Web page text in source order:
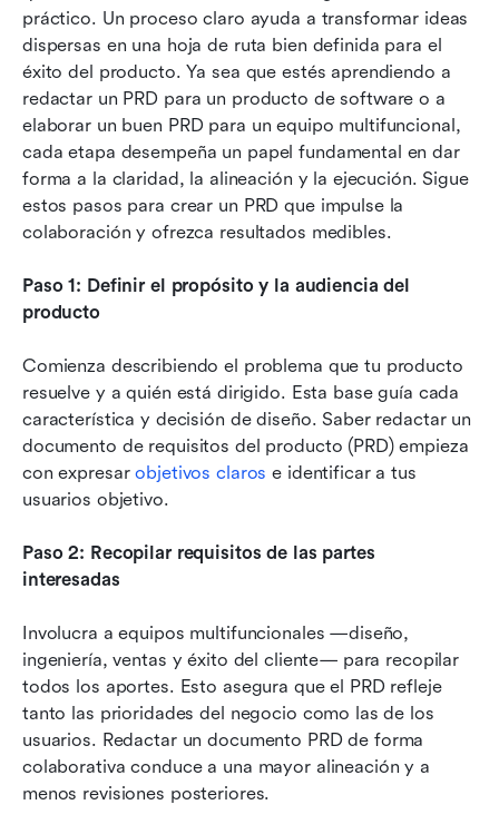
práctico. Un proceso claro ayuda a transformar ideas
dispersas en una hoja de ruta bien definida para el
éxito del producto. Ya sea que estés aprendiendo a
redactar un PRD para un producto de software o a
elaborar un buen PRD para un equipo multifuncional,
cada etapa desempeña un papel fundamental en dar
forma a la claridad, la alineación y la ejecución. Sigue
estos pasos para crear un PRD que impulse la
colaboración y ofrezca resultados medibles.
Paso 1: Definir el propósito y la audiencia del
producto
Comienza describiendo el problema que tu producto
resuelve y a quién está dirigido. Esta base guía cada
característica y decisión de diseño. Saber redactar un
documento de requisitos del producto (PRD) empieza
con expresar objetivos claros e identificar a tus
usuarios objetivo.
Paso 2: Recopilar requisitos de las partes
interesadas
Involucra a equipos multifuncionales —diseño,
ingeniería, ventas y éxito del cliente— para recopilar
todos los aportes. Esto asegura que el PRD refleje
tanto las prioridades del negocio como las de los
usuarios. Redactar un documento PRD de forma
colaborativa conduce a una mayor alineación y a
menos revisiones posteriores.